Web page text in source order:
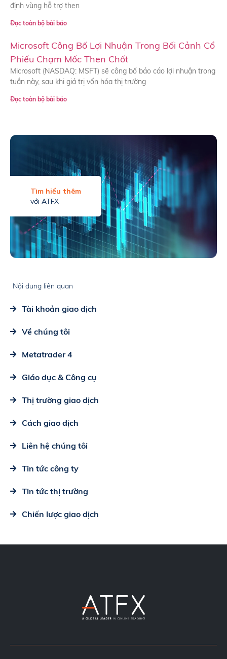
định vùng hỗ trợ then
Đọc toàn bộ bài báo
Microsoft Công Bố Lợi Nhuận Trong Bối Cảnh Cổ
Phiếu Chạm Mốc Then Chốt
Microsoft (NASDAQ: MSFT) sẽ công bố báo cáo lợi nhuận trong
tuần này, sau khi giá trị vốn hóa thị trường
Đọc toàn bộ bài báo
Tìm hiểu thêm
với ATFX
Nội dung liên quan
Tài khoản giao dịch
Về chúng tôi
Metatrader 4
Giáo dục & Công cụ
Thị trường giao dịch
Cách giao dịch
Liên hệ chúng tôi
Tin tức công ty
Tin tức thị trường
Chiến lược giao dịch